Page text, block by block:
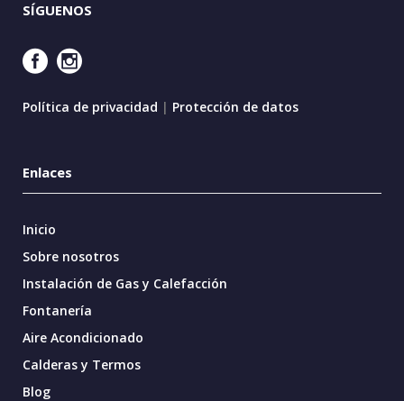
SÍGUENOS
Política de privacidad | Protección de datos
Enlaces
Inicio
Sobre nosotros
Instalación de Gas y Calefacción
Fontanería
Aire Acondicionado
Calderas y Termos
Blog